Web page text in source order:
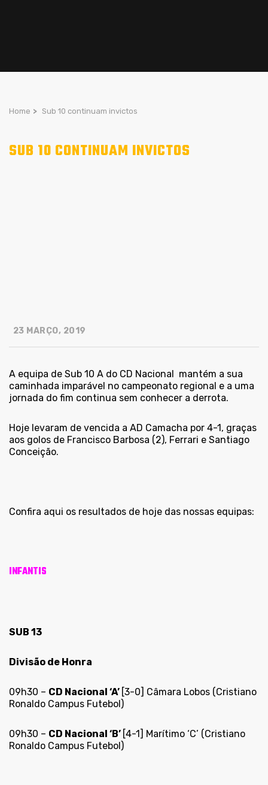
Home > Sub 10 continuam invictos
SUB 10 CONTINUAM INVICTOS
23 MARÇO, 2019
A equipa de Sub 10 A do CD Nacional mantém a sua
caminhada imparável no campeonato regional e a uma
jornada do fim continua sem conhecer a derrota.
Hoje levaram de vencida a AD Camacha por 4-1, graças
aos golos de Francisco Barbosa (2), Ferrari e Santiago
Conceição.
Confira aqui os resultados de hoje das nossas equipas:
INFANTIS
SUB 13
Divisão de Honra
09h30 – CD Nacional ‘A’ [3-0] Câmara Lobos (Cristiano
Ronaldo Campus Futebol)
09h30 – CD Nacional ‘B’ [4-1] Marítimo ‘C’ (Cristiano
Ronaldo Campus Futebol)